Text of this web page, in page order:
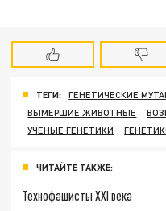
ТЕГИ: ГЕНЕТИЧЕСКИЕ
ВЫМЕРШИЕ ЖИВОТНЫЕ
УЧЕНЫЕ ГЕНЕТИКИ
ЧИТАЙТЕ ТАКЖЕ:
Технофашисты XXI века